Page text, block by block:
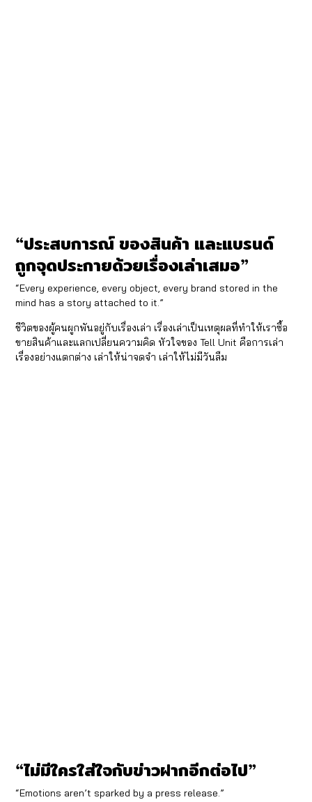
“ประสบการณ์ ของสินค้า และแบรนด์
ถูกจุดประกายด้วยเรื่องเล่าเสมอ”
“Every experience, every object, every brand stored in the
mind has a story attached to it.”
ชีวิตของผู้คนผูกพันอยู่กับเรื่องเล่า เรื่องเล่าเป็นเหตุผลที่ทำให้เราซื้อ
ขายสินค้าและแลกเปลี่ยนความคิด หัวใจของ Tell Unit คือการเล่า
เรื่องอย่างแตกต่าง เล่าให้น่าจดจำ เล่าให้ไม่มีวันลืม
“ไม่มีใครใส่ใจกับข่าวฝากอีกต่อไป”
“Emotions aren’t sparked by a press release.”